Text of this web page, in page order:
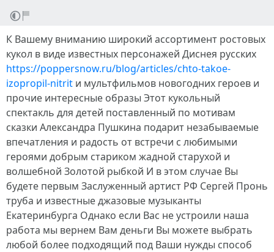
К Вашему вниманию широкий ассортимент ростовых
кукол в виде известных персонажей Диснея русских
https://poppersnow.ru/blog/articles/chto-takoe-
izopropil-nitrit и мультфильмов новогодних героев и
прочие интересные образы Этот кукольный
спектакль для детей поставленный по мотивам
сказки Александра Пушкина подарит незабываемые
впечатления и радость от встречи с любимыми
героями добрым стариком жадной старухой и
волшебной Золотой рыбкой И в этом случае Вы
будете первым Заслуженный артист РФ Сергей Пронь
труба и известные джазовые музыканты
Екатеринбурга Однако если Вас не устроили наша
работа мы вернем Вам деньги Вы можете выбрать
любой более подходящий под Ваши нужды способ